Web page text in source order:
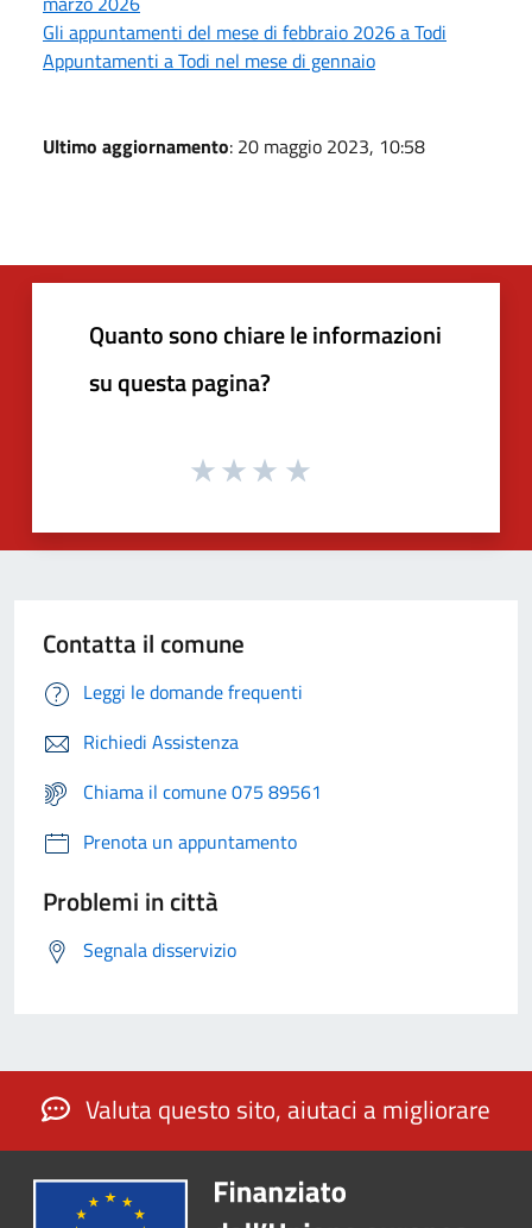
Gli appuntamenti del mese di febbraio 2026 a Todi
Appuntamenti a Todi nel mese di gennaio
Ultimo aggiornamento: 20 maggio 2023, 10:58
Quanto sono chiare le informazioni
su questa pagina?
Contatta il comune
Leggi le domande frequenti
Richiedi Assistenza
Chiama il comune 075 89561
Prenota un appuntamento
Problemi in città
Segnala disservizio
Valuta questo sito, aiutaci a migliorare